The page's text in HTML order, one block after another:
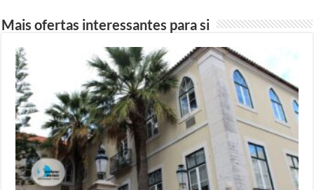
Mais ofertas interessantes para si